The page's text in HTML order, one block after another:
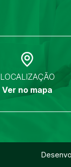
LOCALIZAÇÃO
Ver no mapa